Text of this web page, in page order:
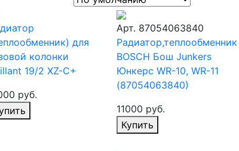
для
колонки
19/2 XZ-C+
руб.
Арт. 87054063840
Радиатор,теплообменник
BOSCH Бош Junkers
Юнкерс WR-10, WR-11
(87054063840)
11000 руб.
Купить